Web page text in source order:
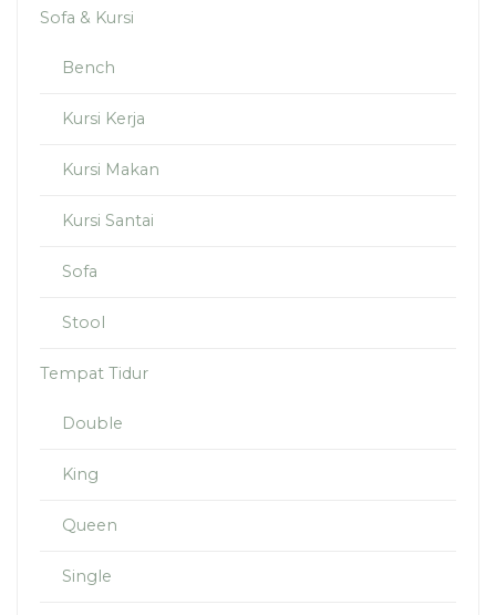
Sofa & Kursi
Bench
Kursi Kerja
Kursi Makan
Kursi Santai
Sofa
Stool
Tempat Tidur
Double
King
Queen
Single